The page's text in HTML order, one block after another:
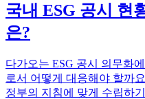
국내 ESG 공시 현
은?
다가오는 ESG 공시 의무화
로서 어떻게 대응해야 할까
정부의 지침에 맞게 수립하